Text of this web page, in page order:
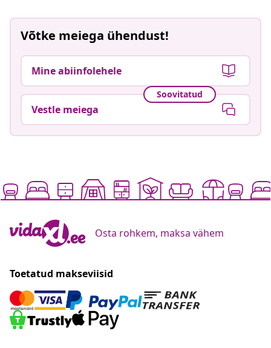
Võtke meiega ühendust!
Mine abiinfolehele
Soovitatud
Vestle meiega
Osta rohkem, maksa vähem
Toetatud makseviisid